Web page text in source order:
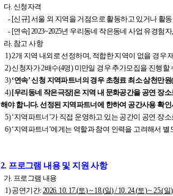
다. 신청자격
- [신규] 서울 외 지역을 거점으로 활동하고 있거나 활
- [연속] 2023~2025년 우리동네 작은동네 사업 유경험
라. 참고 사항
1) 2개 지역 내외로 선정하며, 적합한 지역이 없을 경우
2) 신청자가 2배수(4명) 미만일 경우 추가모집을 진행할
3)‘연속’ 신청 지역파트너의 경우 초청료 최소 삼천만
4) [우리동네 작은극장]은 지역 내 문화공간을 공연 장
해야 합니다. 선정된 지역파트너에 한하여 공간사용 확
5) ‘지역파트너’가 직접 운영하고 있는 공간이 공연 장
6) ‘지역파트너’에게는 역할과 참여 인력을 고려해서
2. 프로그램 내용 및 지원 사항
가. 프로그램 내용
1) 공연기간:2026. 10. 17.(토) ~ 18.(일) / 10. 24.(토) ~ 25.(일)